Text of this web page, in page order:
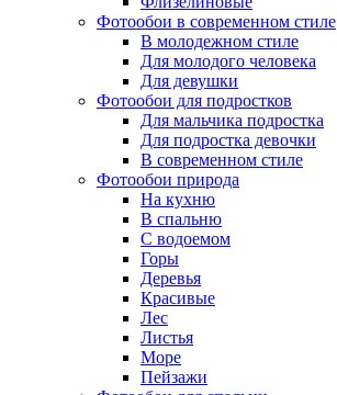
Фотообои в современном стиле
В молодежном стиле
Для молодого человека
Для девушки
Фотообои для подростков
Для мальчика подростка
Для подростка девочки
В современном стиле
Фотообои природа
На кухню
В спальню
С водоемом
Горы
Деревья
Красивые
Лес
Листья
Море
Пейзажи